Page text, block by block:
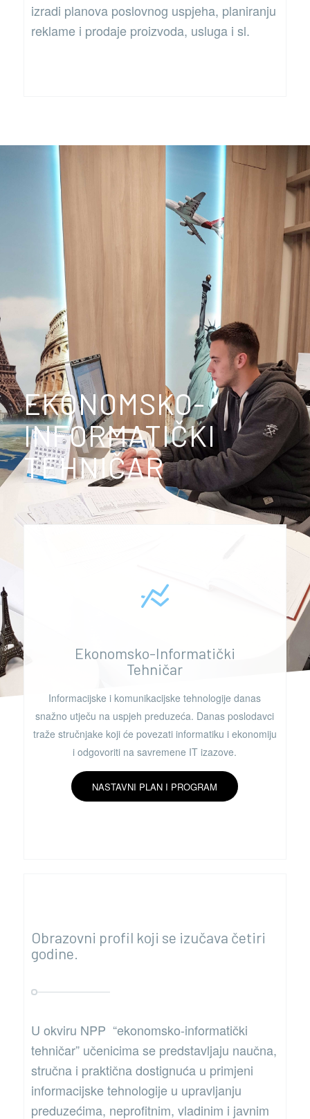
izradi planova poslovnog uspjeha, planiranju
reklame i prodaje proizvoda, usluga i sl.
EKONOMSKO-
INFORMATIČKI
TEHNIČAR
Ekonomsko-Informatički
Tehničar
Informacijske i komunikacijske tehnologije danas
snažno utječu na uspjeh preduzeća. Danas poslodavci
traže stručnjake koji će povezati informatiku i ekonomiju
i odgovoriti na savremene IT izazove.
NASTAVNI PLAN I PROGRAM
Obrazovni profil koji se izučava četiri
godine.
U okviru NPP “ekonomsko-informatički
tehničar” učenicima se predstavljaju naučna,
stručna i praktična dostignuća u primjeni
informacijske tehnologije u upravljanju
preduzećima, neprofitnim, vladinim i javnim